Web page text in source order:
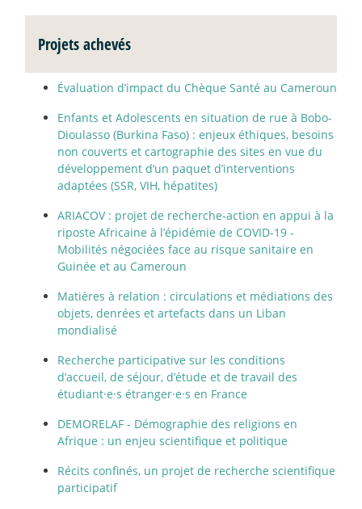
Projets achevés
Évaluation d’impact du Chèque Santé au Cameroun
Enfants et Adolescents en situation de rue à Bobo-
Dioulasso (Burkina Faso) : enjeux éthiques, besoins
non couverts et cartographie des sites en vue du
développement d’un paquet d’interventions
adaptées (SSR, VIH, hépatites)
ARIACOV : projet de recherche-action en appui à la
riposte Africaine à l’épidémie de COVID-19 -
Mobilités négociées face au risque sanitaire en
Guinée et au Cameroun
Matières à relation : circulations et médiations des
objets, denrées et artefacts dans un Liban
mondialisé
Recherche participative sur les conditions
d’accueil, de séjour, d’étude et de travail des
étudiant·e·s étranger·e·s en France
DEMORELAF - Démographie des religions en
Afrique : un enjeu scientifique et politique
Récits confinés, un projet de recherche scientifique
participatif